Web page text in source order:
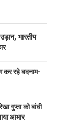
भारतीय
कर रहे बदनाम-
गुप्ता को बांधी
आभार